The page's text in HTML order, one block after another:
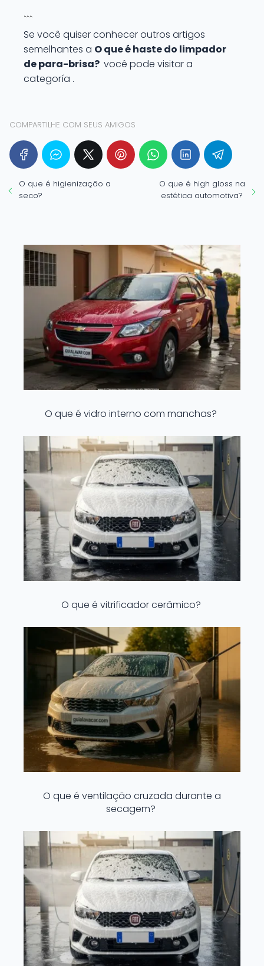
```
Se você quiser conhecer outros artigos
semelhantes a O que é haste do limpador
de para-brisa? você pode visitar a
categoría .
COMPARTILHE COM SEUS AMIGOS
O que é higienização a
seco?
O que é high gloss na
estética automotiva?
O que é vidro interno com manchas?
O que é vitrificador cerâmico?
O que é ventilação cruzada durante a
secagem?